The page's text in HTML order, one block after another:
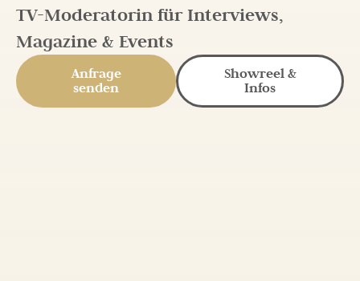
TV-Moderatorin für Interviews,
Magazine & Events
Anfrage
senden
Showreel &
Infos